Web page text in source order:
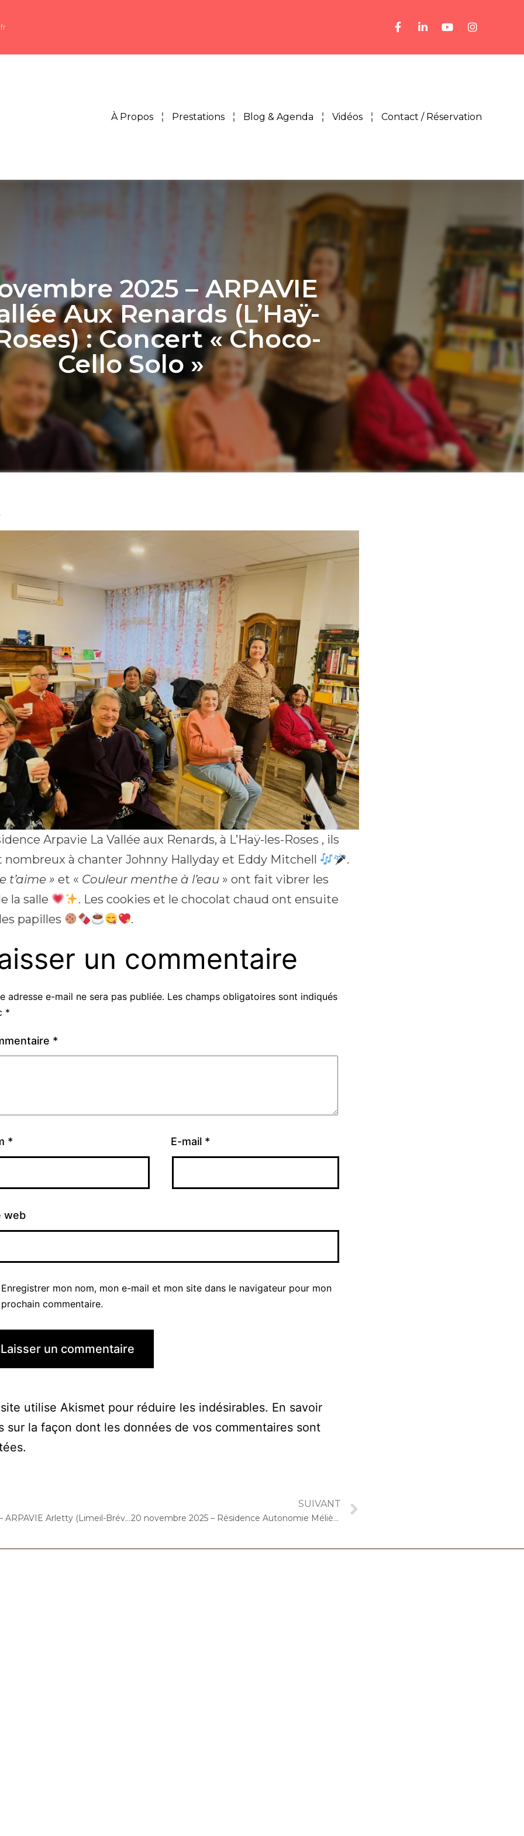
À Propos Prestations Blog & Agenda Vidéos Contact / Réservation
2025 – ARPAVIE
Aux Renards (L’Haÿ-
: Concert « Choco-
Cello Solo »
Arpavie La Vallée aux Renards, à L’Haÿ-les-Roses , ils
nombreux à chanter Johnny Hallyday et Eddy Mitchell
.
t’aime » et « Couleur menthe à l’eau » ont fait vibrer les
la salle
. Les cookies et le chocolat chaud ont ensuite
papilles
.
un commentaire
adresse e-mail ne sera pas publiée. Les champs obligatoires sont indiqués
*
*
* E-mail *
web
Enregistrer mon nom, mon e-mail et mon site dans le navigateur pour mon
prochain commentaire.
utilise Akismet pour réduire les indésirables. En savoir
sur la façon dont les données de vos commentaires sont
.
10 novembre 2025 – ARPAVIE Arletty (Limeil-Brévannes) : Concert « Choco-Cello Solo »
SUIVANT
20 novembre 2025 – Résidence Autonomie Méliès (Orly) : Concert « Choco-Cello Solo »